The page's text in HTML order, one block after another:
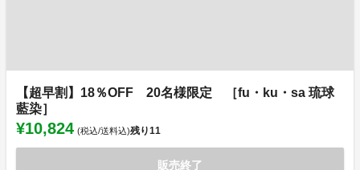
【超早割】18％OFF 20名様限定 ［fu・ku・sa 琉球
藍染］
¥10,824 (税込/送料込)残り11
販売終了